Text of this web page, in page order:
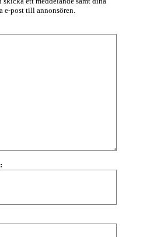
e-post till annonsören.